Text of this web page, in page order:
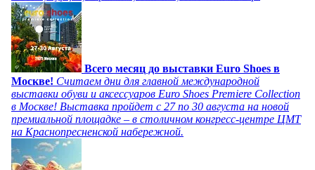
Всего месяц до выставки Euro Shoes в
Москве! Считаем дни для главной международной
выставки обуви и аксессуаров Euro Shoes Premiere Collection
в Москве! Выставка пройдет с 27 по 30 августа на новой
премиальной площадке – в столичном конгресс-центре ЦМТ
на Краснопресненской набережной.